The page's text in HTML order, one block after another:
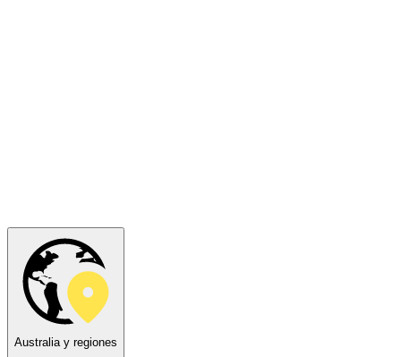
Australia y regiones